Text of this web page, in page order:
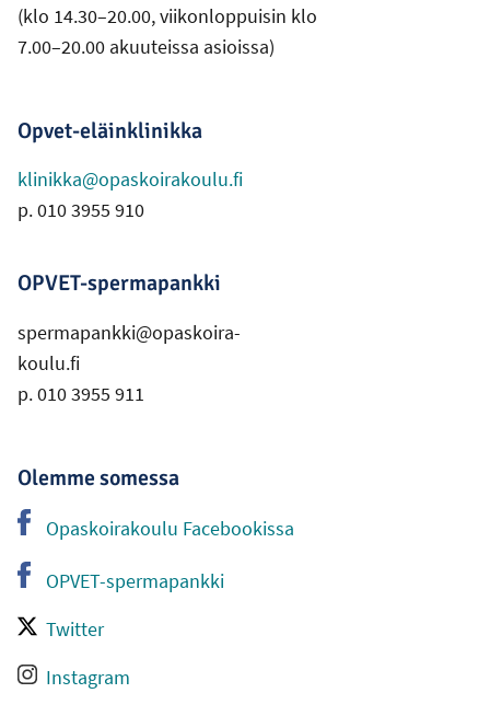
(klo 14.30–20.00, viikonloppuisin klo
7.00–20.00 akuuteissa asioissa)
Opvet-eläinklinikka
klinikka@opaskoirakoulu.fi
p. 010 3955 910
OPVET-spermapankki
spermapankki@opaskoira-
koulu.fi
p. 010 3955 911
Olemme somessa
Opaskoirakoulu Facebookissa
-Ulkoinen linkki
OPVET-spermapankki
- Ulkoinen linkki
Twitter
-Ulkoinen linkki
Instagram